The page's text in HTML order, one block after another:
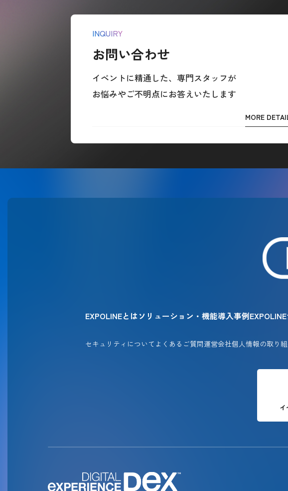
INQUIRY
お問い合わせ
イベントに精通した、専門スタッフが
お悩みやご不明点にお答えいたします
MORE
EXPOLINEとはソリューション・機能導入事例
セキュリティについて よくあるご質問運営会社個人情報の取り
イ